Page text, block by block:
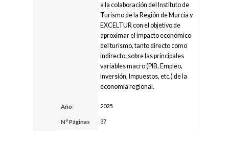
a la colaboración del Instituto de
Turismo de la Región de Murcia y
EXCELTUR con el objetivo de
aproximar el impacto económico
del turismo, tanto directo como
indirecto, sobre las principales
variables macro (PIB, Empleo,
Inversión, Impuestos, etc.) de la
economía regional.
Año 2025
Nº Páginas 37